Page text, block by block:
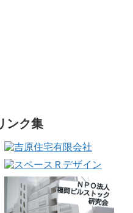
ンク集